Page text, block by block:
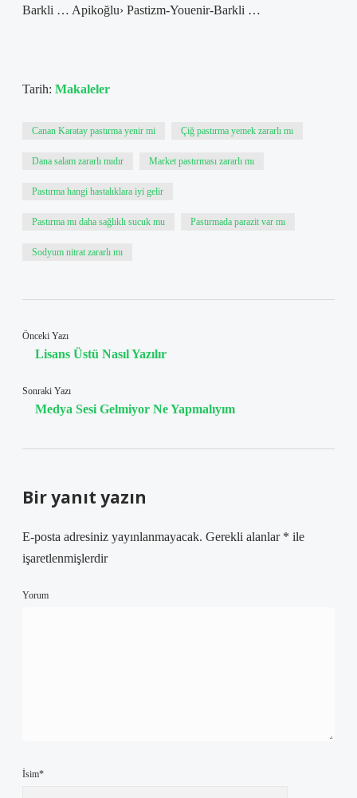
Barkli … Apikoğlu› Pastizm-Youenir-Barkli …
Tarih: Makaleler
Canan Karatay pastırma yenir mi Çiğ pastırma yemek zararlı mı
Dana salam zararlı mıdır Market pastırması zararlı mı
Pastırma hangi hastalıklara iyi gelir
Pastırma mı daha sağlıklı sucuk mu Pastırmada parazit var mı
Sodyum nitrat zararlı mı
Önceki Yazı
Lisans Üstü Nasıl Yazılır
Sonraki Yazı
Medya Sesi Gelmiyor Ne Yapmalıyım
Bir yanıt yazın
E-posta adresiniz yayınlanmayacak. Gerekli alanlar * ile
işaretlenmişlerdir
Yorum
İsim*